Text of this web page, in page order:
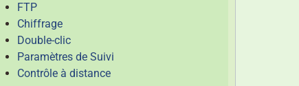
FTP
Chiffrage
Double-clic
Paramètres de Suivi
Contrôle à distance